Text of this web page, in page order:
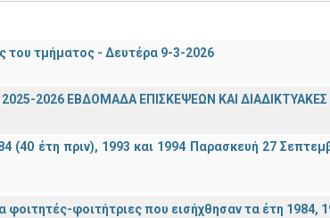
του τμήματος - Δευτέρα 9-3-2026
2026 ΕΒΔΟΜΑΔΑ ΕΠΙΣΚΕΨΕΩΝ ΚΑΙ ΔΙΑΔΙΚΤΥΑΚΕΣ
έτη πριν), 1993 και 1994 Παρασκευή 27
φοιτήτριες που εισήχθησαν τα έτη 1984,